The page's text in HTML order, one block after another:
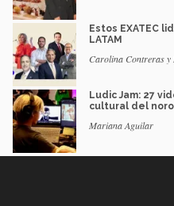
Estos EXATEC
LATAM
Carolina Contreras y
Ludic Jam: 27
cultural del
Mariana Aguilar